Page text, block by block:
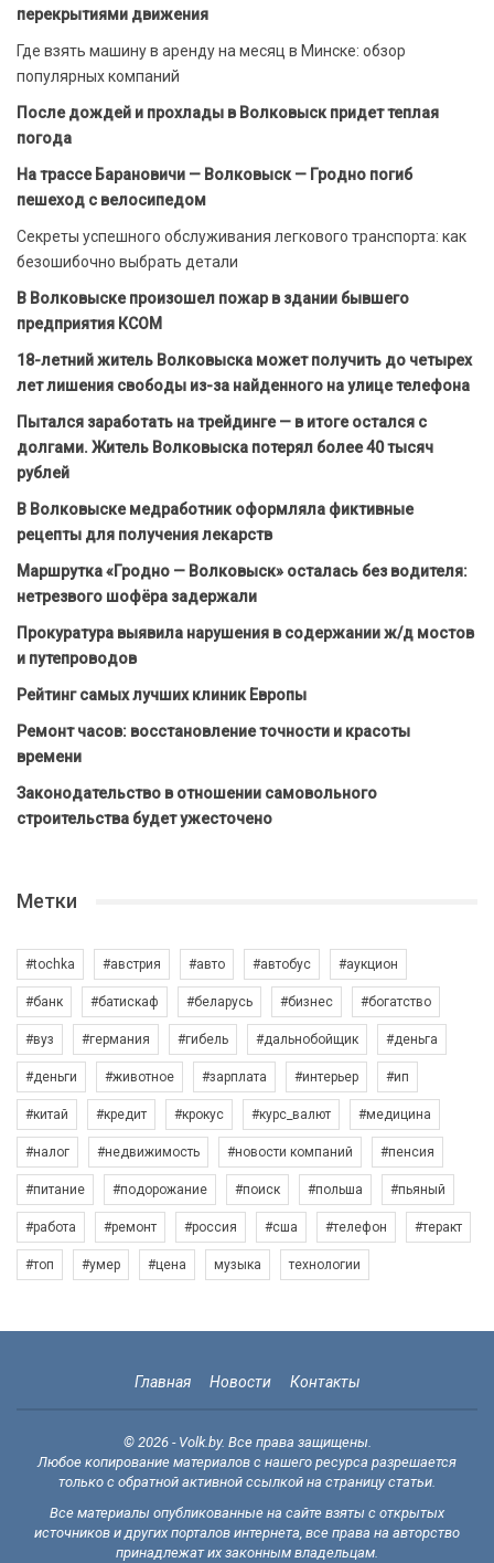
перекрытиями движения
Где взять машину в аренду на месяц в Минске: обзор
популярных компаний
После дождей и прохлады в Волковыск придет теплая
погода
На трассе Барановичи — Волковыск — Гродно погиб
пешеход с велосипедом
Секреты успешного обслуживания легкового транспорта: как
безошибочно выбрать детали
В Волковыске произошел пожар в здании бывшего
предприятия КСОМ
18-летний житель Волковыска может получить до четырех
лет лишения свободы из-за найденного на улице телефона
Пытался заработать на трейдинге — в итоге остался с
долгами. Житель Волковыска потерял более 40 тысяч
рублей
В Волковыске медработник оформляла фиктивные
рецепты для получения лекарств
Маршрутка «Гродно — Волковыск» осталась без водителя:
нетрезвого шофёра задержали
Прокуратура выявила нарушения в содержании ж/д мостов
и путепроводов
Рейтинг самых лучших клиник Европы
Ремонт часов: восстановление точности и красоты
времени
Законодательство в отношении самовольного
строительства будет ужесточено
Метки
#tochka #австрия #авто #автобус #аукцион
#банк #батискаф #беларусь #бизнес #богатство
#вуз #германия #гибель #дальнобойщик #деньга
#деньги #животное #зарплата #интерьер #ип
#китай #кредит #крокус #курс_валют #медицина
#налог #недвижимость #новости компаний #пенсия
#питание #подорожание #поиск #польша #пьяный
#работа #ремонт #россия #сша #телефон #теракт
#топ #умер #цена музыка технологии
Главная Новости Контакты
© 2026 - Volk.by. Все права защищены.
Любое копирование материалов с нашего ресурса разрешается
только с обратной активной ссылкой на страницу статьи.
Все материалы опубликованные на сайте взяты с открытых
источников и других порталов интернета, все права на авторство
принадлежат их законным владельцам.